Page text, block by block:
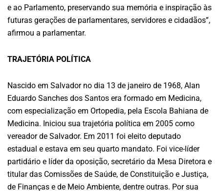
e ao Parlamento, preservando sua memória e inspiração às
futuras gerações de parlamentares, servidores e cidadãos”,
afirmou a parlamentar.
TRAJETÓRIA POLÍTICA
Nascido em Salvador no dia 13 de janeiro de 1968, Alan
Eduardo Sanches dos Santos era formado em Medicina,
com especialização em Ortopedia, pela Escola Bahiana de
Medicina. Iniciou sua trajetória política em 2005 como
vereador de Salvador. Em 2011 foi eleito deputado
estadual e estava em seu quarto mandato. Foi vice-líder
partidário e líder da oposição, secretário da Mesa Diretora e
titular das Comissões de Saúde, de Constituição e Justiça,
de Finanças e de Meio Ambiente, dentre outras. Por sua